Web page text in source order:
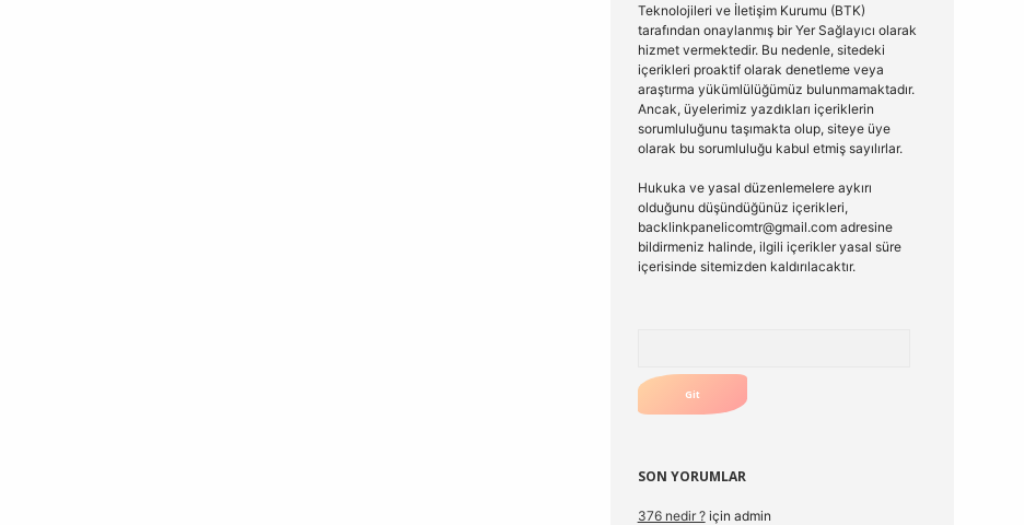
Teknolojileri ve İletişim Kurumu (BTK)
tarafından onaylanmış bir Yer Sağlayıcı olarak
hizmet vermektedir. Bu nedenle, sitedeki
içerikleri proaktif olarak denetleme veya
araştırma yükümlülüğümüz bulunmamaktadır.
Ancak, üyelerimiz yazdıkları içeriklerin
sorumluluğunu taşımakta olup, siteye üye
olarak bu sorumluluğu kabul etmiş sayılırlar.
Hukuka ve yasal düzenlemelere aykırı
olduğunu düşündüğünüz içerikleri,
backlinkpanelicomtr@gmail.comadresine
bildirmeniz halinde, ilgili içerikler yasal süre
içerisinde sitemizden kaldırılacaktır.
SON YORUMLAR
376 nedir ?için admin